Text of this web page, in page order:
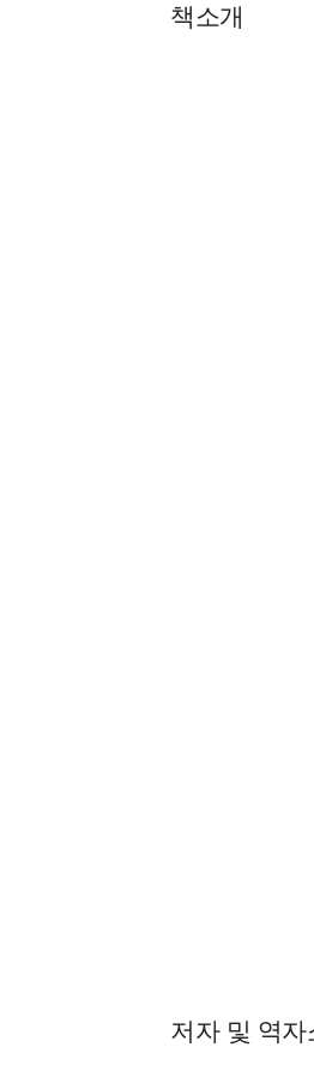
책소개
저자 및 역자